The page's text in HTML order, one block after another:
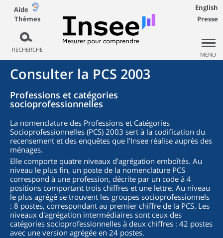
Aide
Thèmes
RECHERCHE
English
Presse
MENU
Consulter la PCS 2003
Professions et catégories
socioprofessionnelles
La nomenclature des Professions et Catégories
Socioprofessionnelles (PCS) 2003 sert à la codification du
recensement et des enquêtes que l’Insee réalise auprès des
ménages.
Elle comporte quatre niveaux d'agrégation emboîtés. Au
niveau le plus fin, un poste de la nomenclature PCS
correspond à une profession, décrite par un code à 4
positions comportant trois chiffres et une lettre. Au niveau
le plus agrégé se trouvent les groupes socioprofessionnels
: 8 postes, correspondant au premier chiffre de la PCS. Les
niveaux d'agrégation intermédiaires sont ceux des
catégories socioprofessionnelles à deux chiffres : 42 postes
avec une version agrégée en 24 postes.